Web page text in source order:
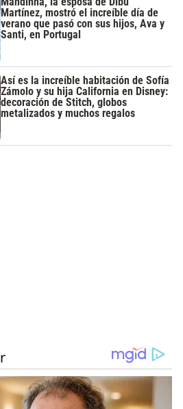
Martínez, mostró el increíble día de
verano que pasó con sus hijos, Ava y
Santi, en Portugal
Así es la increíble habitación de Sofía
Zámolo y su hija California en Disney:
decoración de Stitch, globos
metalizados y muchos regalos